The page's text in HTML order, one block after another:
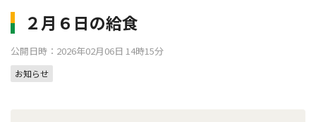
２月６日の給食
公開日時：2026年02月06日 14時15分
お知らせ